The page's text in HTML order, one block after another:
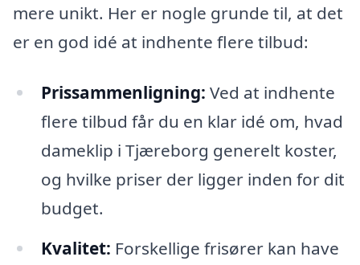
mere unikt. Her er nogle grunde til, at det
er en god idé at indhente flere tilbud:
Prissammenligning: Ved at indhente
flere tilbud får du en klar idé om, hvad
dameklip i Tjæreborg generelt koster,
og hvilke priser der ligger inden for dit
budget.
Kvalitet: Forskellige frisører kan have